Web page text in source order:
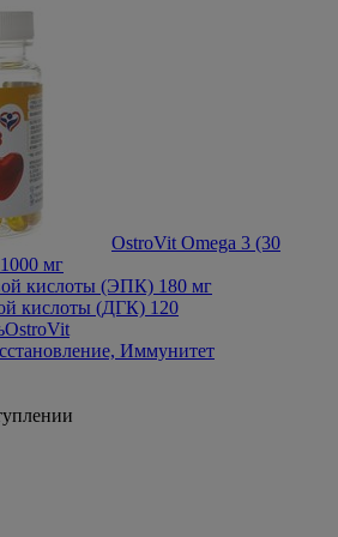
OstroVit Omega 3 (30
мг
кислоты (ЭПК) 180 мг
кислоты (ДГК) 120
OstroVit
Иммунитет